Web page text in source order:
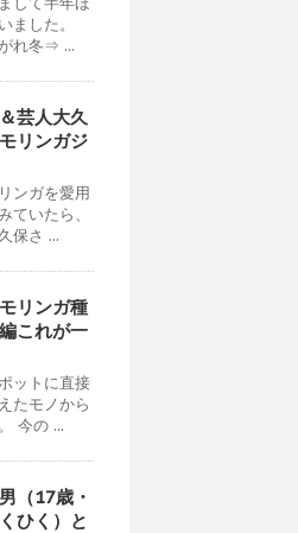
ました。
れ冬⇒ ...
芸人大久
リンガジ
ンガを愛用
ていたら、
保さ ...
リンガ種
これが一
ットに直接
たモノから
今の ...
（17歳・
ひく）と